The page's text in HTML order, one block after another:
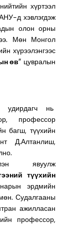
хүртээл
д хэвлэгдэж
олон орны
Мөн Монгол
хүрээлэнгээс
өв” цувралын
нь
профессор
багш, түүхийн
Д.Алтанлиш,
явуулж
түүхийн
эрдмийн
Судалгааны
ажилласан
профессор,